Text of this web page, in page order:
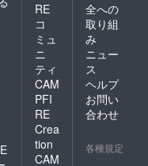
RE
コ
ミュ
ニ
ティ
CAM
PFI
RE
Crea
tion
CAM
全への
取り組
み
ニュー
ス
ヘルプ
お問い
合わせ
各種規定